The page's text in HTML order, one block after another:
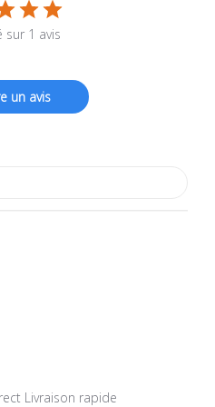
sur 1 avis
un avis
Livraison rapide